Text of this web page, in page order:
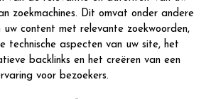
zoekmachines. Dit omvat onder andere
uw content met relevante zoekwoorden,
technische aspecten van uw site, het
backlinks en het creëren van een
voor bezoekers.